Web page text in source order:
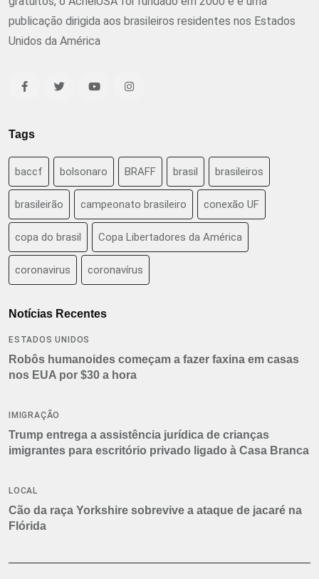
publicação dirigida aos brasileiros residentes nos Estados
Unidos da América
Tags
baccf bolsonaro BRAFF brasil brasileiros
brasileirão campeonato brasileiro conexão UF
copa do brasil Copa Libertadores da América
coronavirus coronavírus
Notícias Recentes
ESTADOS UNIDOS
Robôs humanoides começam a fazer faxina em casas
nos EUA por $30 a hora
IMIGRAÇÃO
Trump entrega a assistência jurídica de crianças
imigrantes para escritório privado ligado à Casa Branca
LOCAL
Cão da raça Yorkshire sobrevive a ataque de jacaré na
Flórida